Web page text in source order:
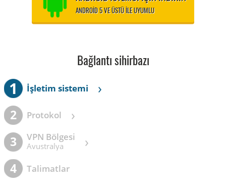
ANDROID 5 VE ÜSTÜ ILE UYUMLU
Bağlantı sihirbazı
1 İşletim sistemi ›
2 Protokol ›
3 VPN Bölgesi
Avustralya ›
4 Talimatlar